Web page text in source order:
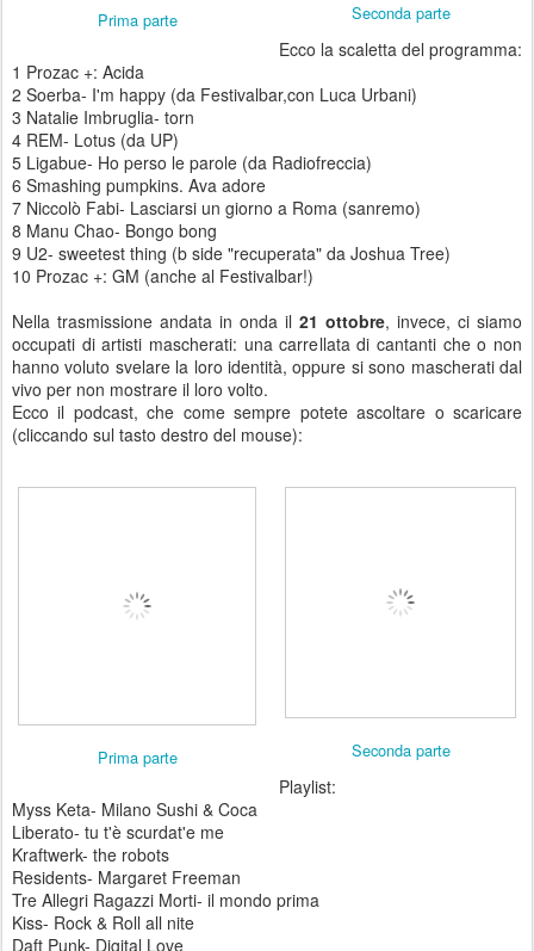
Prima parte Seconda parte
Ecco la scaletta del programma:
1 Prozac +: Acida
2 Soerba- I'm happy (da Festivalbar,con Luca Urbani)
3 Natalie Imbruglia- torn
4 REM- Lotus (da UP)
5 Ligabue- Ho perso le parole (da Radiofreccia)
6 Smashing pumpkins. Ava adore
7 Niccolò Fabi- Lasciarsi un giorno a Roma (sanremo)
8 Manu Chao- Bongo bong
9 U2- sweetest thing (b side "recuperata" da Joshua Tree)
10 Prozac +: GM (anche al Festivalbar!)
Nella trasmissione andata in onda il 21 ottobre, invece, ci siamo
occupati di artisti mascherati: una carrellata di cantanti che o non
hanno voluto svelare la loro identità, oppure si sono mascherati dal
vivo per non mostrare il loro volto.
Ecco il podcast, che come sempre potete ascoltare o scaricare
(cliccando sul tasto destro del mouse):
Prima parte Seconda parte
Playlist:
Myss Keta- Milano Sushi & Coca
Liberato- tu t'è scurdat'e me
Kraftwerk- the robots
Residents- Margaret Freeman
Tre Allegri Ragazzi Morti- il mondo prima
Kiss- Rock & Roll all nite
Daft Punk- Digital Love